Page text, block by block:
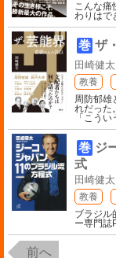
こんな痛
わりはで
巻 ザ
田崎健太
教養
周防郁雄
れだった。
「こう
巻 ジ
式
田崎健太
教養
ブラジル
ー専門誌
前へ